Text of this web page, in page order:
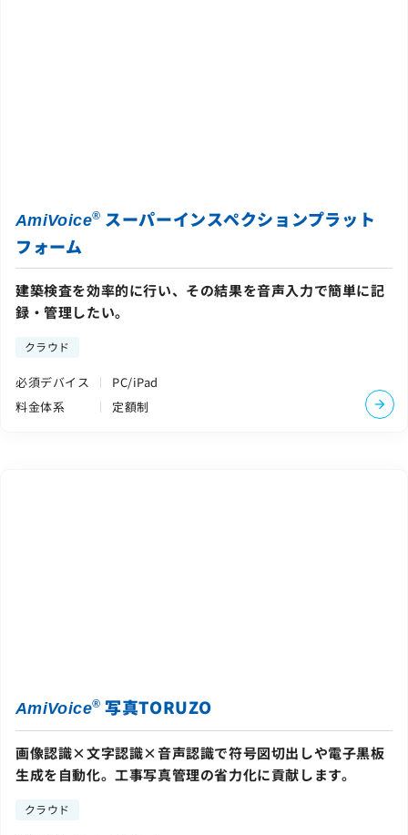
AmiVoice® スーパーインスペクションプラット
フォーム
建築検査を効率的に行い、その結果を音声入力で簡単に記
録・管理したい。
クラウド
必須デバイス
PC/iPad
料金体系
定額制
AmiVoice® 写真TORUZO
画像認識×文字認識×音声認識で符号図切出しや電子黒板
生成を自動化。工事写真管理の省力化に貢献します。
クラウド